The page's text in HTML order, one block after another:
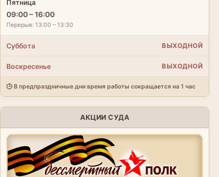
Пятница
09:00 – 16:00
Перерыв: 13:00 – 13:30
Суббота ВЫХОДНОЙ
Воскресенье ВЫХОДНОЙ
🕒 В предпраздничные дни время работы сокращается на 1 час
АКЦИИ СУДА